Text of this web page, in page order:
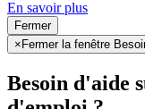
En savoir plus
Fermer
× Fermer la fenêtre
Besoin d'aide